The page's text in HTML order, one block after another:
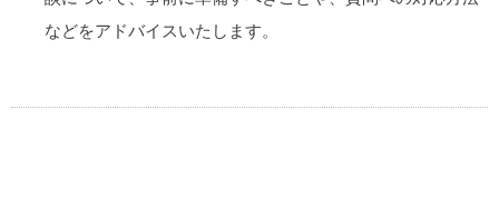
などをアドバイスいたします。